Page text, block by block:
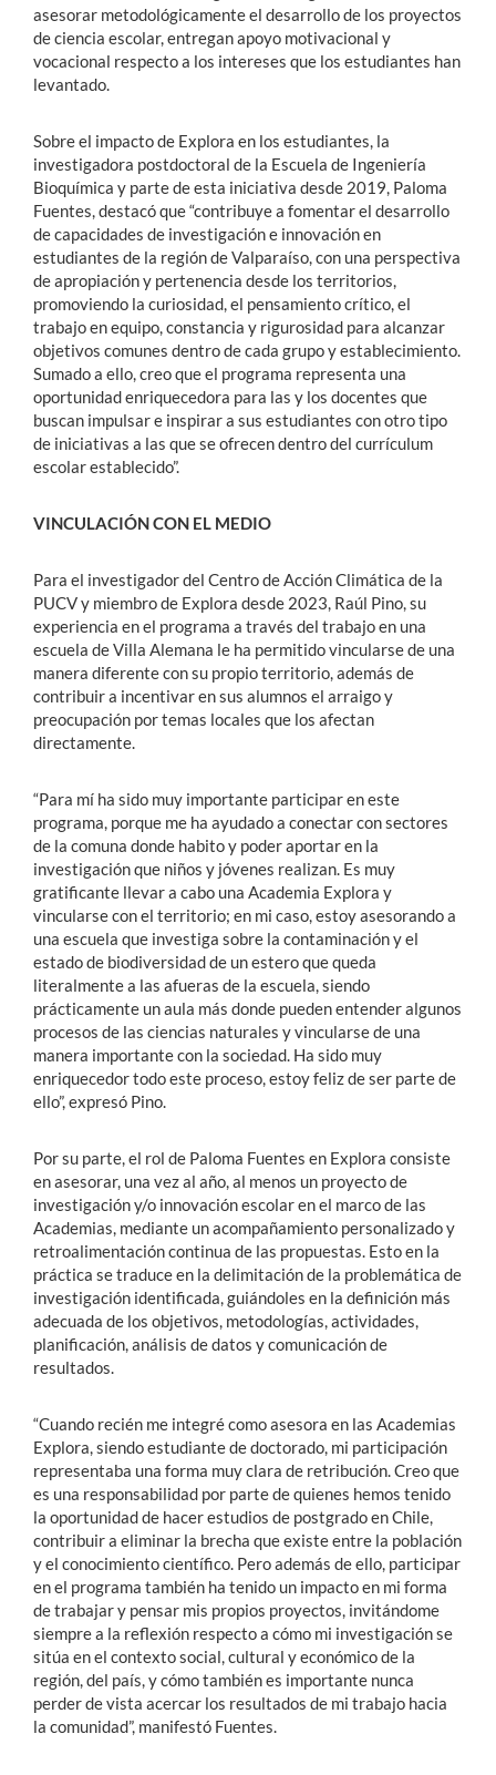
asesorar metodológicamente el desarrollo de los proyectos
de ciencia escolar, entregan apoyo motivacional y
vocacional respecto a los intereses que los estudiantes han
levantado.
Sobre el impacto de Explora en los estudiantes, la
investigadora postdoctoral de la Escuela de Ingeniería
Bioquímica y parte de esta iniciativa desde 2019, Paloma
Fuentes, destacó que “contribuye a fomentar el desarrollo
de capacidades de investigación e innovación en
estudiantes de la región de Valparaíso, con una perspectiva
de apropiación y pertenencia desde los territorios,
promoviendo la curiosidad, el pensamiento crítico, el
trabajo en equipo, constancia y rigurosidad para alcanzar
objetivos comunes dentro de cada grupo y establecimiento.
Sumado a ello, creo que el programa representa una
oportunidad enriquecedora para las y los docentes que
buscan impulsar e inspirar a sus estudiantes con otro tipo
de iniciativas a las que se ofrecen dentro del currículum
escolar establecido”.
VINCULACIÓN CON EL MEDIO
Para el investigador del Centro de Acción Climática de la
PUCV y miembro de Explora desde 2023, Raúl Pino, su
experiencia en el programa a través del trabajo en una
escuela de Villa Alemana le ha permitido vincularse de una
manera diferente con su propio territorio, además de
contribuir a incentivar en sus alumnos el arraigo y
preocupación por temas locales que los afectan
directamente.
“Para mí ha sido muy importante participar en este
programa, porque me ha ayudado a conectar con sectores
de la comuna donde habito y poder aportar en la
investigación que niños y jóvenes realizan. Es muy
gratificante llevar a cabo una Academia Explora y
vincularse con el territorio; en mi caso, estoy asesorando a
una escuela que investiga sobre la contaminación y el
estado de biodiversidad de un estero que queda
literalmente a las afueras de la escuela, siendo
prácticamente un aula más donde pueden entender algunos
procesos de las ciencias naturales y vincularse de una
manera importante con la sociedad. Ha sido muy
enriquecedor todo este proceso, estoy feliz de ser parte de
ello”, expresó Pino.
Por su parte, el rol de Paloma Fuentes en Explora consiste
en asesorar, una vez al año, al menos un proyecto de
investigación y/o innovación escolar en el marco de las
Academias, mediante un acompañamiento personalizado y
retroalimentación continua de las propuestas. Esto en la
práctica se traduce en la delimitación de la problemática de
investigación identificada, guiándoles en la definición más
adecuada de los objetivos, metodologías, actividades,
planificación, análisis de datos y comunicación de
resultados.
“Cuando recién me integré como asesora en las Academias
Explora, siendo estudiante de doctorado, mi participación
representaba una forma muy clara de retribución. Creo que
es una responsabilidad por parte de quienes hemos tenido
la oportunidad de hacer estudios de postgrado en Chile,
contribuir a eliminar la brecha que existe entre la población
y el conocimiento científico. Pero además de ello, participar
en el programa también ha tenido un impacto en mi forma
de trabajar y pensar mis propios proyectos, invitándome
siempre a la reflexión respecto a cómo mi investigación se
sitúa en el contexto social, cultural y económico de la
región, del país, y cómo también es importante nunca
perder de vista acercar los resultados de mi trabajo hacia
la comunidad”, manifestó Fuentes.